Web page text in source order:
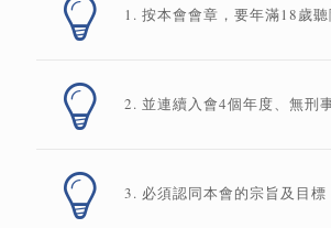
1. 按本會會章，要年滿18歲
2. 並連續入會4個年度、無刑
3. 必須認同本會的宗旨及目標